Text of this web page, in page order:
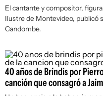
El cantante y compositor,
Ilustre de Montevideo, publicó
Candombe.
40 años de Brindis por
canción que consagró a